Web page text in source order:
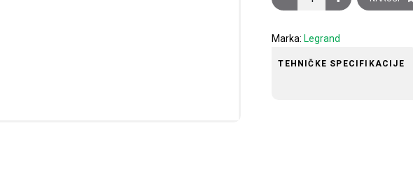
Marka: Legrand
TEHNIČKE SPECIFIKACIJE